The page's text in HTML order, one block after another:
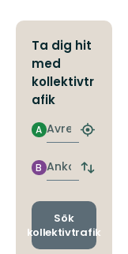
Ta dig hit
med
kollektivtr
afik
Avresa
A
Hitta
Ankomst
B
Byt
och
Sök
kollektivtrafik